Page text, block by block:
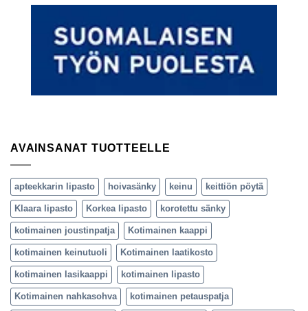
AVAINSANAT TUOTTEELLE
apteekkarin lipasto hoivasänky keinu keittiön pöytä
Klaara lipasto Korkea lipasto korotettu sänky
kotimainen joustinpatja Kotimainen kaappi
kotimainen keinutuoli Kotimainen laatikosto
kotimainen lasikaappi kotimainen lipasto
Kotimainen nahkasohva kotimainen petauspatja